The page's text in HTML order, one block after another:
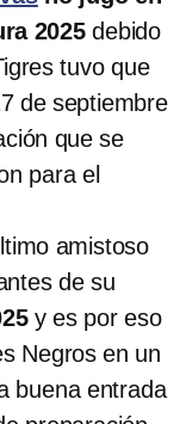
2025debido
tuvo que
de septiembre
que se
para el
amistoso
de su
y es por eso
Negros en un
buena entrada